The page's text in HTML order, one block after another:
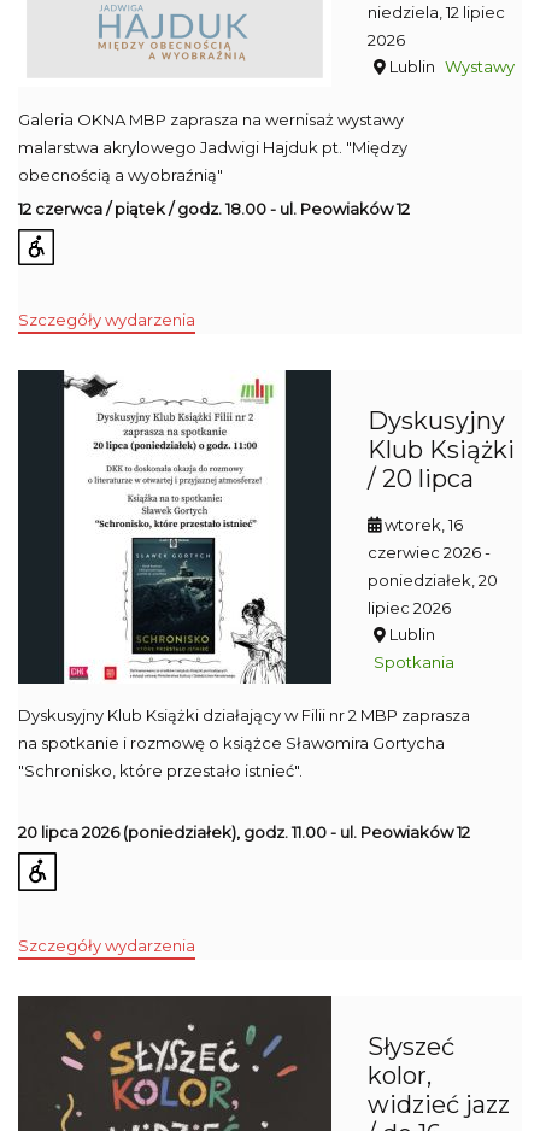
niedziela, 12 lipiec
2026
Lublin Wystawy
Galeria OKNA MBP zaprasza na wernisaż wystawy
malarstwa akrylowego Jadwigi Hajduk pt. "Między
obecnością a wyobraźnią"
12 czerwca / piątek / godz. 18.00 - ul. Peowiaków 12
Szczegóły wydarzenia
Dyskusyjny
Klub Książki
/ 20 lipca
wtorek, 16
czerwiec 2026-
poniedziałek, 20
lipiec 2026
Lublin
Spotkania
Dyskusyjny Klub Książki działający w Filii nr 2 MBP zaprasza
na spotkanie i rozmowę o książce Sławomira Gortycha
"Schronisko, które przestało istnieć".
20 lipca 2026 (poniedziałek), godz. 11.00 - ul. Peowiaków 12
Szczegóły wydarzenia
Słyszeć
kolor,
widzieć jazz